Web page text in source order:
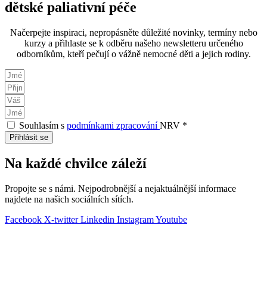
dětské paliativní péče
Načerpejte inspiraci, nepropásněte důležité novinky, termíny nebo
kurzy a přihlaste se k odběru našeho newsletteru určeného
odborníkům, kteří pečují o vážně nemocné děti a jejich rodiny.
Souhlasím s podmínkami zpracováníNRV *
Přihlásit se
Na každé chvilce záleží
Propojte se s námi. Nejpodrobnější a nejaktuálnější informace
najdete na našich sociálních sítích.
Facebook X-twitter Linkedin InstagramYoutube